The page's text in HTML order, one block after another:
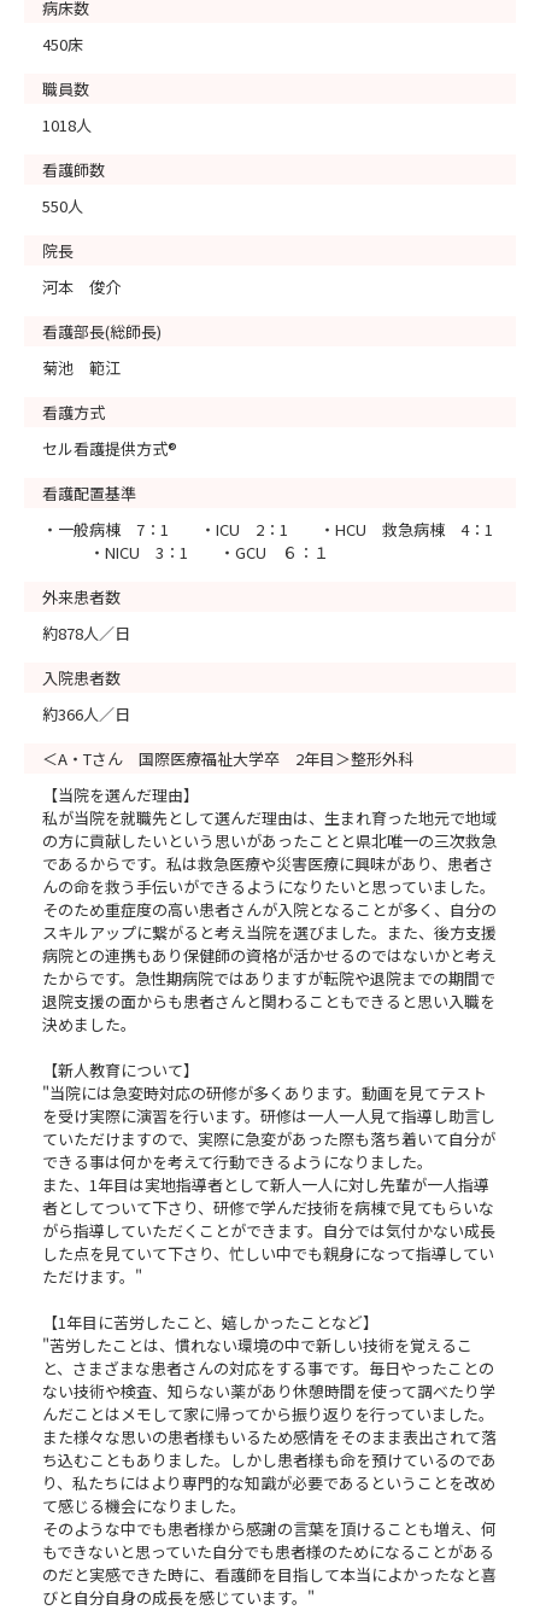
病床数
450床
職員数
1018人
看護師数
550人
院長
河本 俊介
看護部長(総師長)
菊池 範江
看護方式
セル看護提供方式®
看護配置基準
・一般病棟 7：1 ・ICU 2：1 ・HCU 救急病棟 4：1
・NICU 3：1 ・GCU ６：１
外来患者数
約878人／日
入院患者数
約366人／日
＜A・Tさん 国際医療福祉大学卒 2年目＞整形外科
【当院を選んだ理由】
私が当院を就職先として選んだ理由は、生まれ育った地元で地域
の方に貢献したいという思いがあったことと県北唯一の三次救急
であるからです。私は救急医療や災害医療に興味があり、患者さ
んの命を救う手伝いができるようになりたいと思っていました。
そのため重症度の高い患者さんが入院となることが多く、自分の
スキルアップに繋がると考え当院を選びました。また、後方支援
病院との連携もあり保健師の資格が活かせるのではないかと考え
たからです。急性期病院ではありますが転院や退院までの期間で
退院支援の面からも患者さんと関わることもできると思い入職を
決めました。
【新人教育について】
"当院には急変時対応の研修が多くあります。動画を見てテスト
を受け実際に演習を行います。研修は一人一人見て指導し助言し
ていただけますので、実際に急変があった際も落ち着いて自分が
できる事は何かを考えて行動できるようになりました。
また、1年目は実地指導者として新人一人に対し先輩が一人指導
者としてついて下さり、研修で学んだ技術を病棟で見てもらいな
がら指導していただくことができます。自分では気付かない成長
した点を見ていて下さり、忙しい中でも親身になって指導してい
ただけます。"
【1年目に苦労したこと、嬉しかったことなど】
"苦労したことは、慣れない環境の中で新しい技術を覚えるこ
と、さまざまな患者さんの対応をする事です。毎日やったことの
ない技術や検査、知らない薬があり休憩時間を使って調べたり学
んだことはメモして家に帰ってから振り返りを行っていました。
また様々な思いの患者様もいるため感情をそのまま表出されて落
ち込むこともありました。しかし患者様も命を預けているのであ
り、私たちにはより専門的な知識が必要であるということを改め
て感じる機会になりました。
そのような中でも患者様から感謝の言葉を頂けることも増え、何
もできないと思っていた自分でも患者様のためになることがある
のだと実感できた時に、看護師を目指して本当によかったなと喜
びと自分自身の成長を感じています。"